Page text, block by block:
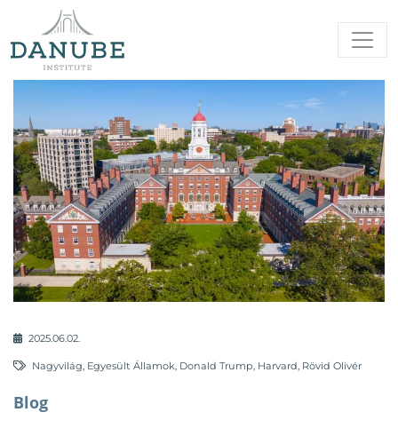
2025.06.02.
Nagyvilág, Egyesült Államok, Donald Trump, Harvard, Rövid Olivér
Blog